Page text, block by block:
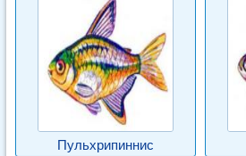
Пульхрипиннис